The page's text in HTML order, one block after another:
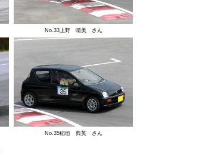
No.33上野 晴美 さん
No.35稲垣 典英 さん